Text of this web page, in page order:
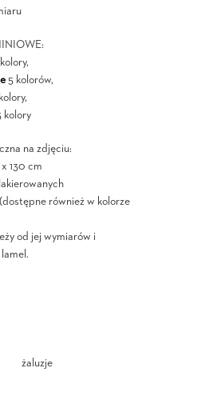
5 kolorów,
kolory
na zdjęciu:
130 cm
również w kolorze
od jej wymiarów i